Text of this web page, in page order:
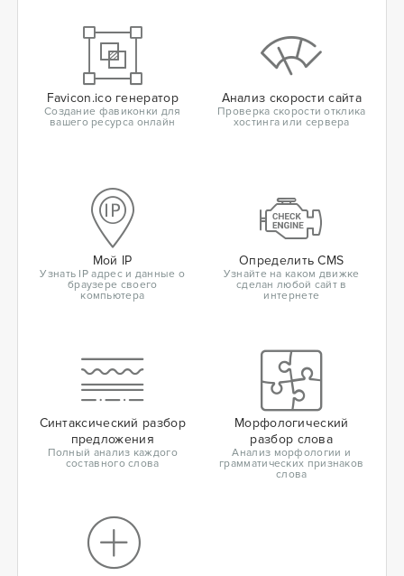
Favicon.ico генератор
Создание фавиконки для
вашего ресурса онлайн
Анализ скорости сайта
Проверка скорости отклика
хостинга или сервера
Мой IP
Узнать IP адрес и данные о
браузере своего
компьютера
Определить CMS
Узнайте на каком движке
сделан любой сайт в
интернете
Синтаксический разбор
предложения
Полный анализ каждого
составного слова
Морфологический
разбор слова
Анализ морфологии и
грамматических признаков
слова